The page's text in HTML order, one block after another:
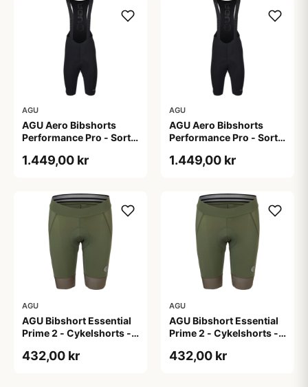
AGU
AGU Aero Bibshorts
Performance Pro - Sort -
1.449,00 kr
AGU
AGU Aero Bibshorts
Performance Pro - Sort -
1.449,00 kr
AGU
AGU Bibshort Essential
Prime 2 - Cykelshorts -
2XL
432,00 kr
AGU
AGU Bibshort Essential
Prime 2 - Cykelshorts -
L
432,00 kr